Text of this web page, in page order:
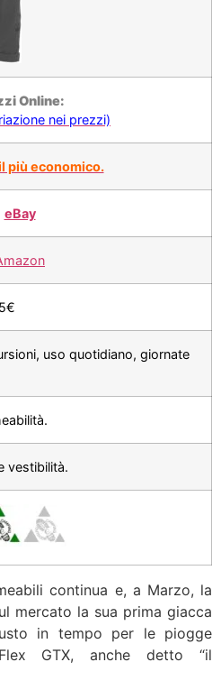
Online:
nei prezzi)
più economico.
eBay
uso quotidiano, giornate
vestibilità.
continua e, a Marzo, la
mercato la sua prima giacca
in tempo per le piogge
GTX, anche detto “il